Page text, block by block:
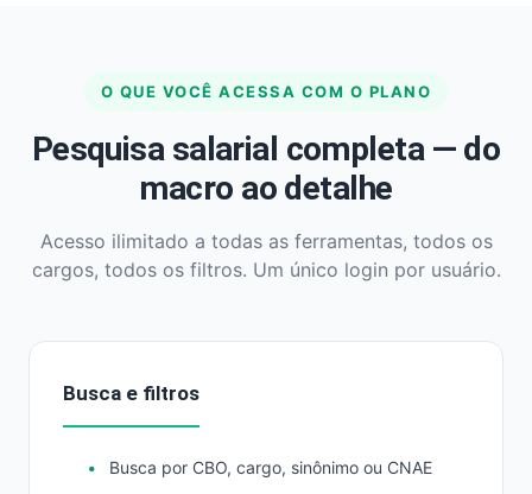
O QUE VOCÊ ACESSA COM O PLANO
Pesquisa salarial completa — do
macro ao detalhe
Acesso ilimitado a todas as ferramentas, todos os
cargos, todos os filtros. Um único login por usuário.
Busca e filtros
Busca por CBO, cargo, sinônimo ou CNAE